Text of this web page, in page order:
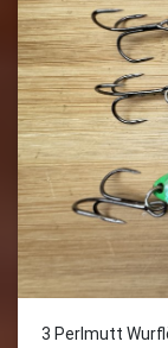
3 Perlmutt